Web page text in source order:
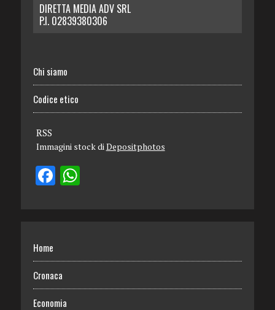
DIRETTA MEDIA ADV SRL
P.I. 02839380306
Chi siamo
Codice etico
RSS
Immagini stock di Depositphotos
Home
Cronaca
Economia